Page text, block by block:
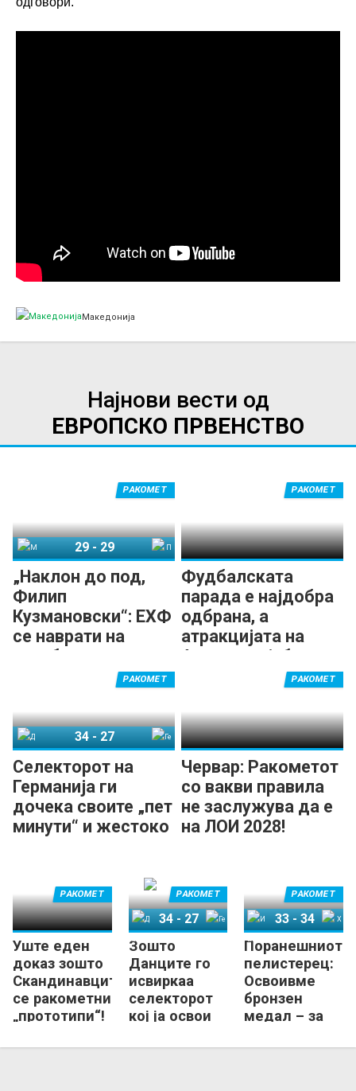
Македонија
Најнови вести од
ЕВРОПСКО ПРВЕНСТВО
„Наклон до под,
Филип
Кузмановски“: ЕХФ
се наврати на
незаборавната
РАКОМЕТ
29- 29
Фудбалската
парада е најдобра
одбрана, а
атракцијата на
Ареиа е најубав
РАКОМЕТ
Селекторот на
Германија ги
дочека своите „пет
минути“ и жестоко
РАКОМЕТ
34-27
Червар: Ракометот
со вакви правила
не заслужува да е
на ЛОИ 2028!
РАКОМЕТ
Уште еден
доказ зошто
Скандинавците
се ракометни
„прототипи“!
РАКОМЕТ
Зошто
Данците го
исвиркаа
селекторот
кој ја освои
титула?
РАКОМЕТ
Данска
34- 27
Поранешниот
пелистерец:
Освоивме
бронзен
медал – за
РАКОМЕТ
Исланд
33- 34
Хрватска